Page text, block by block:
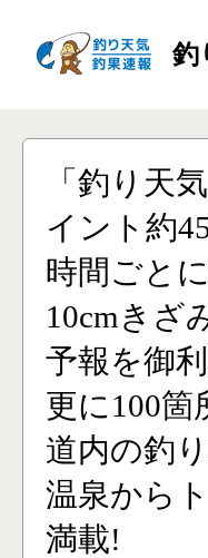
釣
「釣り天
イント約
時間ごと
10cmきざ
予報を御
更に100箇
道内の釣
温泉から
満載!